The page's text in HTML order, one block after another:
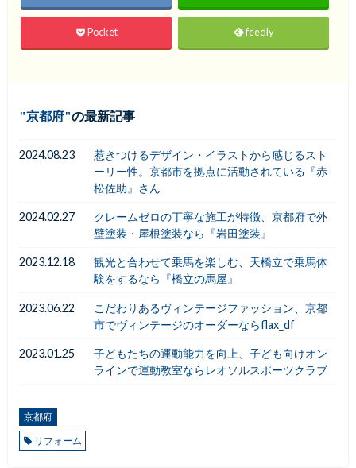
Pocket feedly
京都府 の最新記事
2024.08.23
惹きつけるデザイン・イラストから感じるスト
ーリー性。京都市を拠点に活動されている『赤
松佐助』さん
2024.02.27
クレームゼロの丁寧な施工が特徴、京都府で外
壁塗装・屋根塗装なら『岩田塗装』
2023.12.18
観光と合わせて乗馬を楽しむ、天橋立で乗馬体
験をするなら『橋立の馬屋』
2023.06.22
こだわりあるヴィンテージファッション、京都
市でヴィンテージのオーダーならflax_df
2023.01.25
子どもたちの運動能力を向上、子ども向けオン
ラインで運動教室ならレオソルスポーツクラブ
京都府
リフォーム